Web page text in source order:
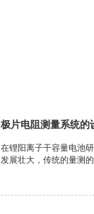
极片电阻测量系统的
在锂阳离子干容量电池
发展壮大，传统的量测